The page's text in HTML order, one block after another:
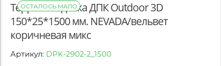
ОСТАЛОСЬ МАЛО
Террасная доска ДПК Outdoor 3D
150*25*1500 мм. NEVADA/вельвет
коричневая микс
Артикул: DPK-2902-2_1500